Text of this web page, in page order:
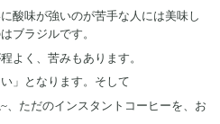
酸味が強いのが苦手な人には美味し
ブラジルです。
よく、苦みもあります。
」となります。そして
、ただのインスタントコーヒーを、お